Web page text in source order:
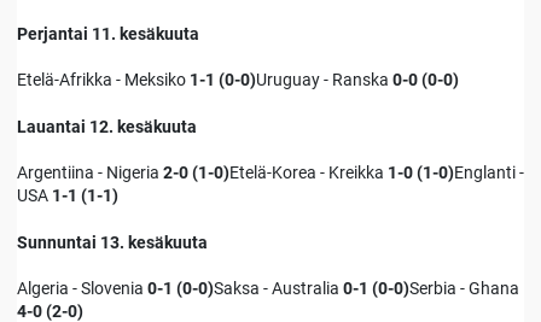
Perjantai 11. kesäkuuta
Etelä-Afrikka - Meksiko 1-1 (0-0)Uruguay - Ranska 0-0 (0-0)
Lauantai 12. kesäkuuta
Argentiina - Nigeria 2-0 (1-0)Etelä-Korea - Kreikka 1-0 (1-0)Englanti -
USA 1-1 (1-1)
Sunnuntai 13. kesäkuuta
Algeria - Slovenia 0-1 (0-0)Saksa - Australia 0-1 (0-0)Serbia - Ghana
4-0 (2-0)